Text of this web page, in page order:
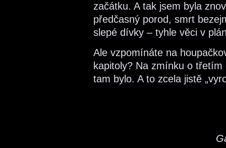
začátku. A tak jsem byla
předčasný porod, smrt
slepé dívky – tyhle věci v
Ale vzpomínáte na
kapitoly? Na zmínku o
tam bylo. A to zcela jistě